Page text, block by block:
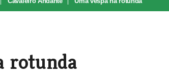
rotunda